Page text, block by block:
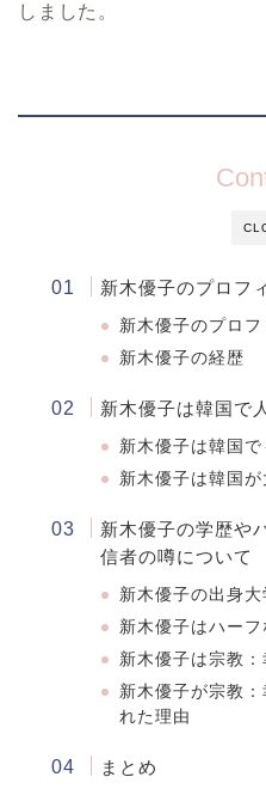
しました。
新木優子のプロフ
新木優子のプロフ
新木優子の経歴
新木優子は韓国で
新木優子は韓国
新木優子は韓国が
新木優子の学歴や
信者の噂について
新木優子の出身大
新木優子はハーフ
新木優子は宗教
新木優子が宗教
れた理由
まとめ